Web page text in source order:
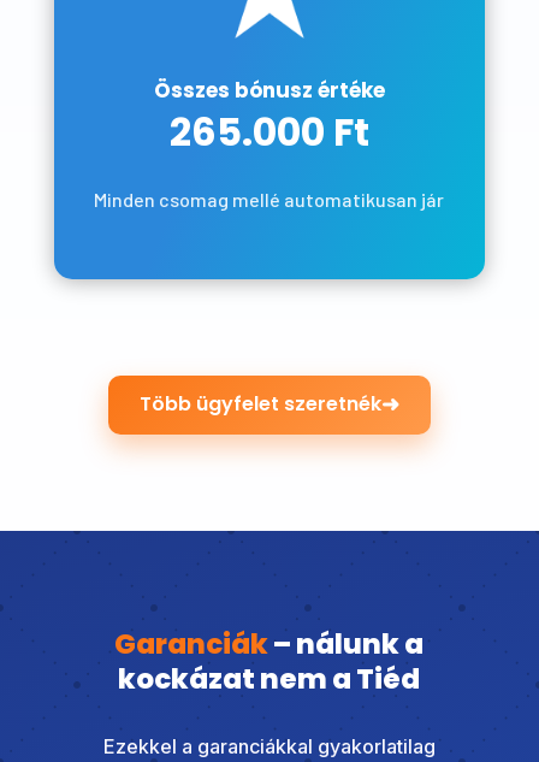
Összes bónusz értéke
265.000 Ft
Minden csomag mellé automatikusan jár
Több ügyfelet szeretnék➜
Garanciák– nálunk a
kockázat nem a Tiéd
Ezekkel a garanciákkal gyakorlatilag